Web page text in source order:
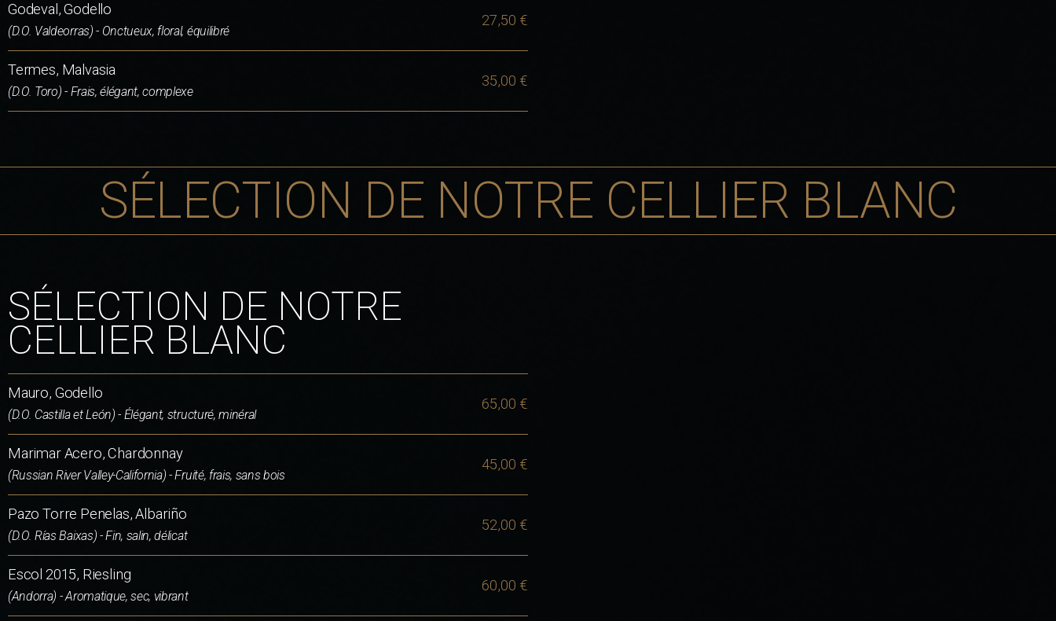
Godeval, Godello
(D.O. Valdeorras) - Onctueux, floral, équilibré
27,50 €
Termes, Malvasia
(D.O. Toro) - Frais, élégant, complexe
35,00 €
SÉLECTION DE NOTRE CELLIER BLANC
SÉLECTION DE NOTRE
CELLIER BLANC
Mauro, Godello
(D.O. Castilla et León) - Élégant, structuré, minéral
65,00 €
Marimar Acero, Chardonnay
(Russian River Valley-California) - Fruité, frais, sans bois
45,00 €
Pazo Torre Penelas, Albariño
(D.O. Rías Baixas) - Fin, salin, délicat
52,00 €
Escol 2015, Riesling
(Andorra) - Aromatique, sec, vibrant
60,00 €